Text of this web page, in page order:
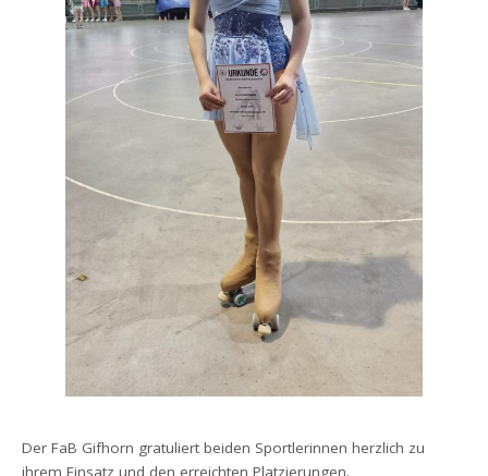
Der FaB Gifhorn gratuliert beiden Sportlerinnen herzlich zu
ihrem Einsatz und den erreichten Platzierungen.